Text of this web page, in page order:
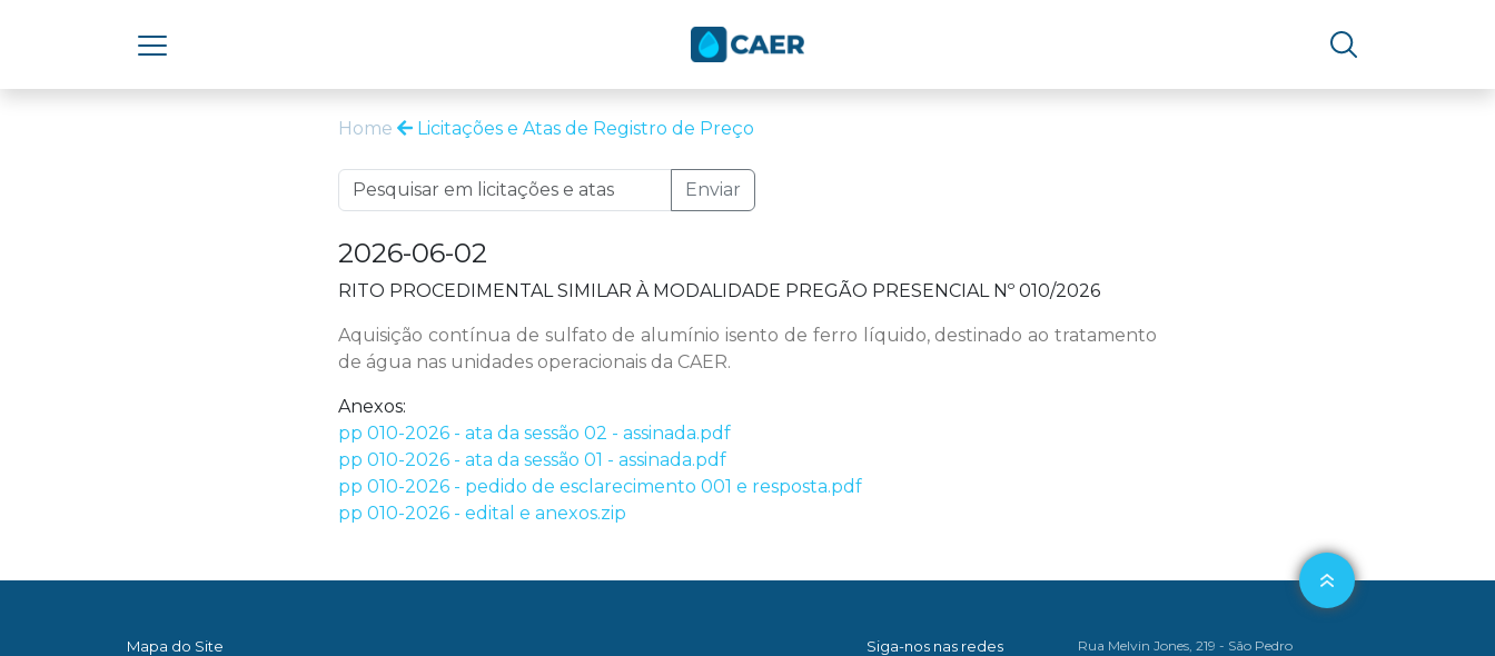
Home Licitações e Atas de Registro de Preço
Enviar
2026-06-02
RITO PROCEDIMENTAL SIMILAR À MODALIDADE PREGÃO PRESENCIAL Nº 010/2026
Aquisição contínua de sulfato de alumínio isento de ferro líquido, destinado ao tratamento
de água nas unidades operacionais da CAER.
Anexos:
pp 010-2026 - ata da sessão 02 - assinada.pdf
pp 010-2026 - ata da sessão 01 - assinada.pdf
pp 010-2026 - pedido de esclarecimento 001 e resposta.pdf
pp 010-2026 - edital e anexos.zip
Mapa do Site
Siga-nos nas redes
Rua Melvin Jones, 219 - São Pedro